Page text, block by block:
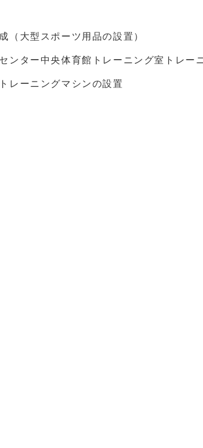
大型スポーツ用品の設置）
ター中央体育館トレーニング室トレー
レーニングマシンの設置